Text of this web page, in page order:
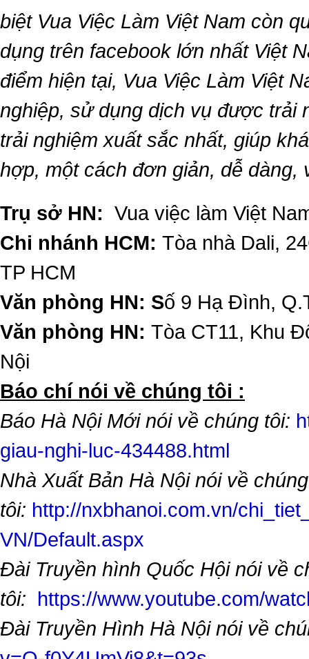
biệt Vua Việc Làm Việt Nam còn
dụng trên facebook lớn nhất Việt
điểm hiện tại, Vua Việc Làm Việt
nghiệp, sử dụng dịch vụ được trải
trải nghiệm xuất sắc nhất, giúp
hợp, một cách đơn giản, dễ dàng,
Trụ sở HN: Vua việc làm Việt
Chi nhánh HCM: Tòa nhà Dali,
TP HCM
Văn phòng HN: Số 9 Hạ Đình,
Văn phòng HN: Tòa CT11, Khu
Nội
​Báo chí nói về chúng tôi :
Báo Hà Nội Mới nói về chúng tôi:
giau-nghi-luc-434488.html
Nhà Xuất Bản Hà Nội nói về chúng
tôi: http://nxbhanoi.com.vn/
VN/Default.aspx
Đài Truyền hình Quốc Hội nói về
tôi: https://www.youtube.com/
Đài Truyền Hình Hà Nội nói về